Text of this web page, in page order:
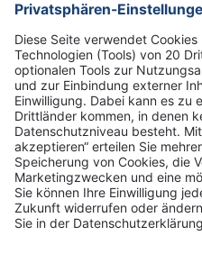
Informationen
Standorte
DRK-Schwesternschaft Berlin
Impressum